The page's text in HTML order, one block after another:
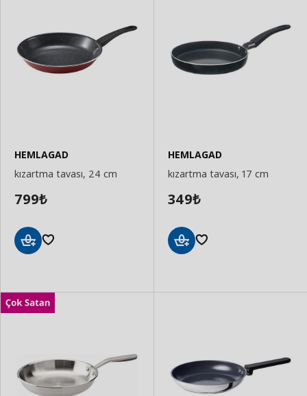
HEMLAGAD
kızartma tavası, 24 cm
799₺
HEMLAGAD
kızartma tavası, 17 cm
349₺